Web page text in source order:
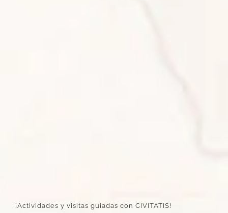
¡Actividades y visitas guiadas con CIVITATIS!